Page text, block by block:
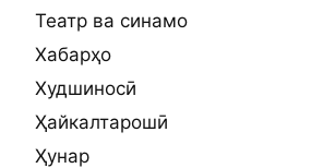
Театр ва синамо
Хабарҳо
Худшиносӣ
Ҳайкалтарошӣ
Ҳунар